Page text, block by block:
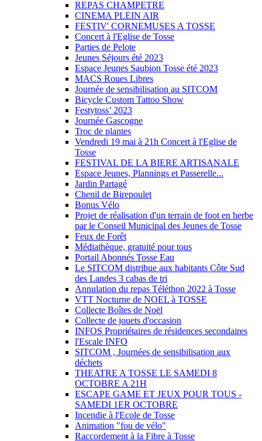
REPAS CHAMPETRE
CINEMA PLEIN AIR
FESTIV' CORNEMUSES A TOSSE
Concert à l'Eglise de Tosse
Parties de Pelote
Jeunes Séjours été 2023
Espace Jeunes Saubion Tosse été 2023
MACS Roues Libres
Journée de sensibilisation au SITCOM
Bicycle Custom Tattoo Show
Festytoss’ 2023
Journée Gascogne
Troc de plantes
Vendredi 19 mai à 21h Concert à l'Eglise de
Tosse
FESTIVAL DE LA BIERE ARTISANALE
Espace Jeunes, Plannings et Passerelle...
Jardin Partagé
Chenil de Birepoulet
Bonus Vélo
Projet de réalisation d'un terrain de foot en herbe
par le Conseil Municipal des Jeunes de Tosse
Feux de Forêt
Médiathèque, gratuité pour tous
Portail Abonnés Tosse Eau
Le SITCOM distribue aux habitants Côte Sud
des Landes 3 cabas de tri
Annulation du repas Téléthon 2022 à Tosse
VTT Nocturne de NOEL à TOSSE
Collecte Boîtes de Noël
Collecte de jouets d'occasion
INFOS Propriétaires de résidences secondaires
l'Escale INFO
SITCOM , Journées de sensibilisation aux
déchets
THEATRE A TOSSE LE SAMEDI 8
OCTOBRE A 21H
ESCAPE GAME ET JEUX POUR TOUS -
SAMEDI 1ER OCTOBRE
Incendie à l'Ecole de Tosse
Animation "fou de vélo"
Raccordement à la Fibre à Tosse